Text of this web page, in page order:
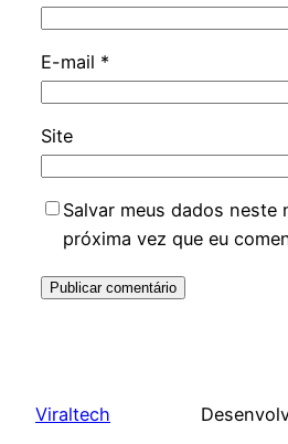
E-mail *
Site
Salvar meus dados neste
próxima vez que eu
Viraltech